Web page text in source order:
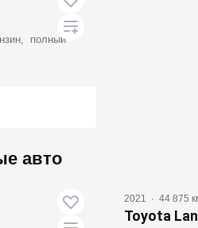
полный
авто
2021 · 44 875
Toyota